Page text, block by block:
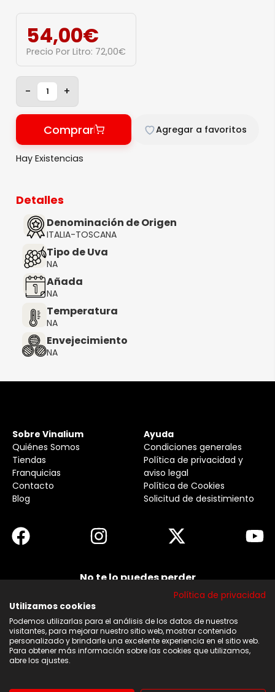
54,00€
Precio Por Litro: 72,00€
- +
Comprar Agregar a favoritos
Hay Existencias
Detalles
Denominación de Origen
ITALIA-TOSCANA
Tipo de Uva
NA
Añada
NA
Temperatura
NA
Envejecimiento
NA
Sobre Vinalium
Quiénes Somos
Tiendas
Franquicias
Contacto
Blog
Ayuda
Condiciones generales
Política de privacidad y
aviso legal
Política de Cookies
Solicitud de desistimiento
No te lo puedes perder
ninguna de nuestras noticias, ofertas y
Acepto los términos y condiciones
Política de privacidad
Utilizamos cookies
Podemos utilizarlas para el análisis de los datos de nuestros
visitantes, para mejorar nuestro sitio web, mostrar contenido
personalizado y brindarle una excelente experiencia en el sitio web.
Para obtener más información sobre las cookies que utilizamos,
abre los ajustes.